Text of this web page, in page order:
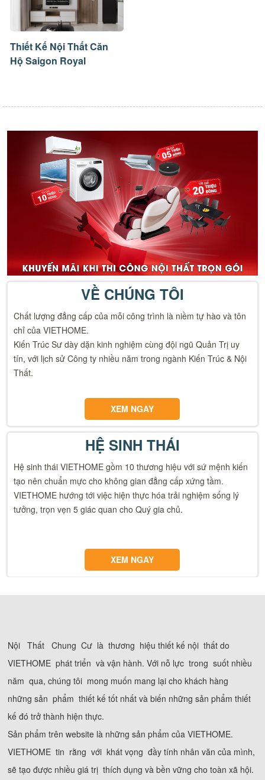
Thiết Kế Nội Thất Căn
Hộ Saigon Royal
VỀ CHÚNG TÔI
Chất lượng đẳng cấp của mỗi công trình là niềm tự hào và tôn
chỉ của VIETHOME.
Kiến Trúc Sư dày dặn kinh nghiệm cùng đội ngũ Quản Trị uy
tín, với lịch sử Công ty nhiều năm trong ngành Kiến Trúc & Nội
Thất.
XEM NGAY
HỆ SINH THÁI
Hệ sinh thái VIETHOME gồm 10 thương hiệu với sứ mệnh kiến
tạo nên chuẩn mực cho không gian đẳng cấp xứng tầm.
VIETHOME hướng tới việc hiện thực hóa trải nghiệm sống lý
tưởng, trọn vẹn 5 giác quan cho Quý gia chủ.
XEM NGAY
Nội Thất Chung Cư là thương hiệu thiết kế nội thất do
VIETHOME phát triển và vận hành. Với nỗ lực trong suốt nhiều
năm qua, chúng tôi mong muốn mang lại cho khách hàng
những sản phẩm thiết kế tốt nhất và biến những sản phẩm thiết
kế đó trở thành hiện thực.
Sản phẩm trên website là những sản phẩm của VIETHOME.
VIETHOME tin rằng với khát vọng đầy tính nhân văn của mình,
sẽ tạo được nhiều giá trị thích dụng và bền vững cho toàn xã hội.